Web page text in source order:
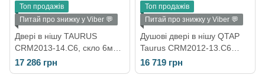
Топ продажів
Питай про знижку у Viber 💬
Двері в нішу TAURUS
CRM2013-14.C6, скло 6мм
Clear, CalcLess, рег. проф.
130-140x185 см, розсувні
17 286 грн
Топ продажів
Питай про знижку у Viber 💬
Душові двері в нішу QTAP
Taurus CRM2012-13.C6
профіль 120-130х185 см
скло 6 мм розсувні
16 719 грн